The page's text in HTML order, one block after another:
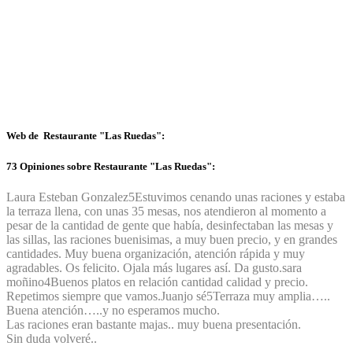
Web de Restaurante "Las Ruedas":
73 Opiniones sobre Restaurante "Las Ruedas":
Laura Esteban Gonzalez5Estuvimos cenando unas raciones y estaba
la terraza llena, con unas 35 mesas, nos atendieron al momento a
pesar de la cantidad de gente que había, desinfectaban las mesas y
las sillas, las raciones buenisimas, a muy buen precio, y en grandes
cantidades. Muy buena organización, atención rápida y muy
agradables. Os felicito. Ojala más lugares así. Da gusto.sara
moñino4Buenos platos en relación cantidad calidad y precio.
Repetimos siempre que vamos.Juanjo sé5Terraza muy amplia…..
Buena atención…..y no esperamos mucho.
Las raciones eran bastante majas.. muy buena presentación.
Sin duda volveré..